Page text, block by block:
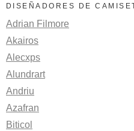
DISEÑADORES DE
Adrian Filmore
Akairos
Alecxps
Alundrart
Andriu
Azafran
Biticol